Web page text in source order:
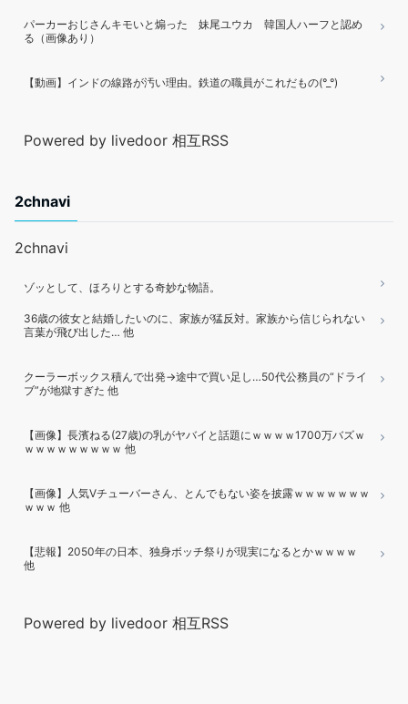
パーカーおじさんキモいと煽った 妹尾ユウカ 韓国人ハーフと認め
る（画像あり）
【動画】インドの線路が汚い理由。鉄道の職員がこれだもの(°_°)
Powered by livedoor 相互RSS
2chnavi
2chnavi
ゾッとして、ほろりとする奇妙な物語。
36歳の彼女と結婚したいのに、家族が猛反対。家族から信じられない
言葉が飛び出した… 他
クーラーボックス積んで出発→途中で買い足し…50代公務員の“ドライ
ブ”が地獄すぎた 他
【画像】長濱ねる(27歳)の乳がヤバイと話題にｗｗｗｗ1700万バズｗ
ｗｗｗｗｗｗｗｗｗ 他
【画像】人気Vチューバーさん、とんでもない姿を披露ｗｗｗｗｗｗｗ
ｗｗｗ 他
【悲報】2050年の日本、独身ボッチ祭りが現実になるとかｗｗｗｗ
他
Powered by livedoor 相互RSS